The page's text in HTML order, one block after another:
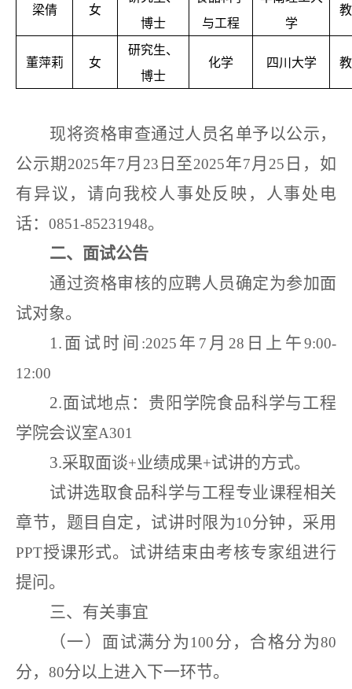
梁倩 女
博士
与工程
学
董萍莉 女
研究生、
博士
化学 四川大学
现将资格审查通过人员名单予以公示，
公示期 2025年7月 23 日至2025年7月 25 日，如
有异议，请向我校人事处反映，人事处电
话： 0851-85231948。
二、面试公告
通过资格审核的应聘人员确定为参加面
试对象。
1. 面试时间 :2025 年 7 月 28 日上午9:00-
12:00
2.面试地点：贵阳学院食品科学与工程
学院会议室A301
3.采取面谈+业绩成果+试讲的方式。
试讲选取食品科学与工程专业课程相关
章节，题目自定，试讲时限为10分钟，采用
PPT授课形式。试讲结束由考核专家组进行
提问。
三、有关事宜
（一）面试满分为100分，合格分为80
分， 80分以上进入下一环节。